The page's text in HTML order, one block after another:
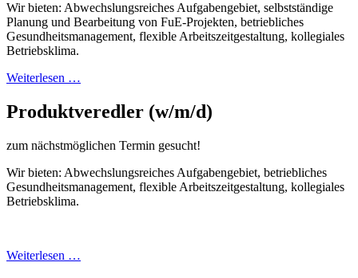
Wir bieten: Abwechslungsreiches Aufgabengebiet, selbstständige
Planung und Bearbei­tung von FuE-Projekten, betriebliches
Gesundheitsmanagement, flexible Arbeitszeit­gestaltung, kollegiales
Betriebsklima.
Weiterlesen …
Produktveredler (w/m/d)
zum nächstmöglichen Termin gesucht!
Wir bieten: Abwechslungsreiches Aufgabengebiet, betriebliches
Gesundheitsmanagement, flexible Arbeitszeitgestaltung, kollegiales
Betriebsklima.
Weiterlesen …